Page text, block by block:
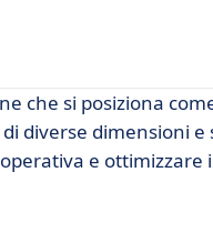
che si posiziona
diverse dimensioni e
e ottimizzare i